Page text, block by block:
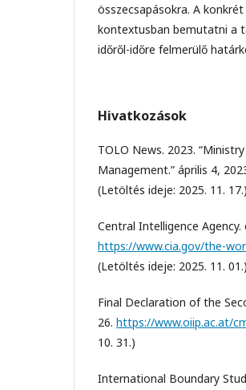
összecsapásokra. A
kontextusban bemutatni a
időről-időre felmerülő
Hivatkozások
TOLO News. 2023.
Management.” április 4,
(Letöltés ideje: 2025. 11. 17.)
Central Intelligence
https://www.cia.gov/the-
(Letöltés ideje: 2025. 11. 01.)
Final Declaration of the
26. https://www.oiip.ac.at/
10. 31.)
International Boundary